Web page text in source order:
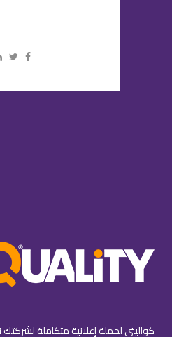
...
كواليتي لحملة إعلانية متكاملة